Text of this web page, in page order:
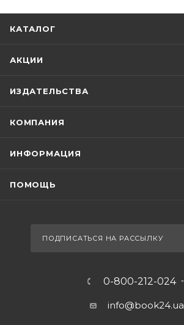
КАТАЛОГ
АКЦИИ
ИЗДАТЕЛЬСТВА
КОМПАНИЯ
ИНФОРМАЦИЯ
ПОМОЩЬ
ПОДПИСАТЬСЯ НА РАССЫЛКУ
0-800-212-024
info@book24.ua